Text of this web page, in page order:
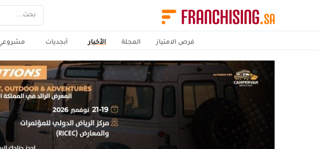
فرص الامتياز المجلة الأخبار أبجديات